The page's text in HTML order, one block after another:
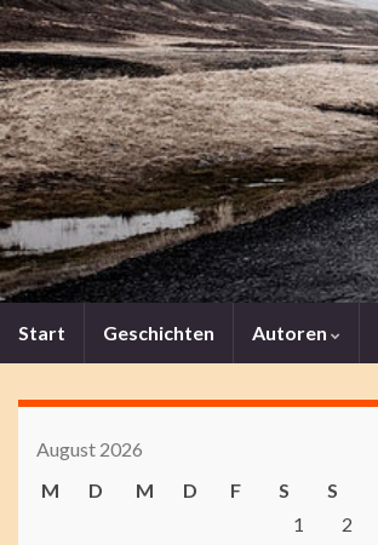
Start Geschichten Autoren
August 2026
M
D M D F S
S
1
2